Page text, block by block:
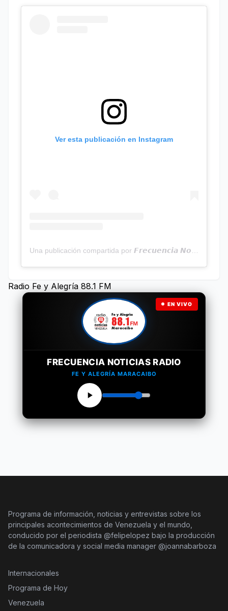
Ver esta publicación en Instagram
Radio Fe y Alegría 88.1 FM
EN VIVO
FRECUENCIA NOTICIAS RADIO
FE Y ALEGRÍA MARACAIBO
Programa de información, noticias y entrevistas sobre los
principales acontecimientos de Venezuela y el mundo,
conducido por el periodista @felipelopez bajo la producción
de la comunicadora y social media manager @joannabarboza
Internacionales
Programa de Hoy
Venezuela